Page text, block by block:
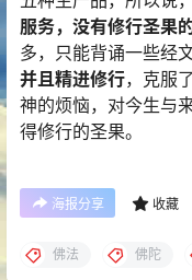
服务，没有修行圣果的
多，只能背诵一些经
并且精进修行，克服
神的烦恼，对今生与
得修行的圣果。
海报分享 收藏
佛法 佛陀